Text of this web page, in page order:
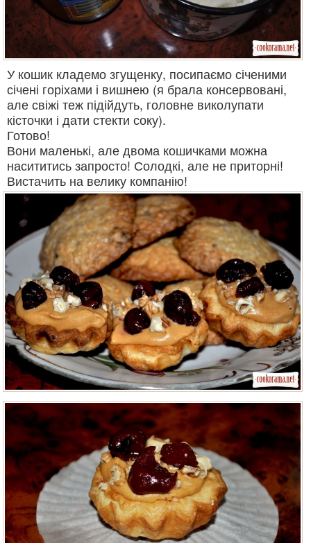
У кошик кладемо згущенку, посипаємо січеними
січені горіхами і вишнею (я брала консервовані,
але свіжі теж підійдуть, головне виколупати
кісточки і дати стекти соку).
Готово!
Вони маленькі, але двома кошичками можна
насититись запросто! Солодкі, але не приторні!
Вистачить на велику компанію!